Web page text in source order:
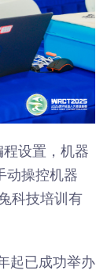
程设置，机器
动操控机器
科技培训有
起已成功举办